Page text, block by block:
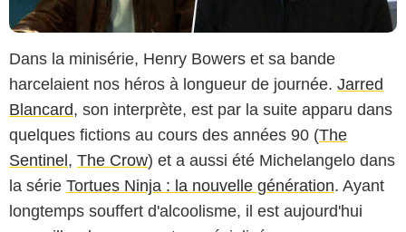
Dans la minisérie, Henry Bowers et sa bande
harcelaient nos héros à longueur de journée. Jarred
Blancard, son interprète, est par la suite apparu dans
quelques fictions au cours des années 90 (The
Sentinel , The Crow) et a aussi été Michelangelo dans
la série Tortues Ninja : la nouvelle génération. Ayant
longtemps souffert d'alcoolisme, il est aujourd'hui